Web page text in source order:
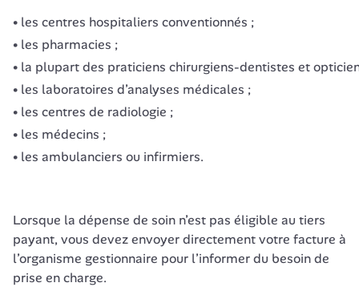
les centres hospitaliers conventionnés ;
les pharmacies ;
la plupart des praticiens chirurgiens-dentistes et
les laboratoires d’analyses médicales ;
les centres de radiologie ;
les médecins ;
les ambulanciers ou infirmiers.
Lorsque la dépense de soin n’est pas éligible au tiers
payant, vous devez envoyer directement votre facture à
l’organisme gestionnaire pour l’informer du besoin de
prise en charge.